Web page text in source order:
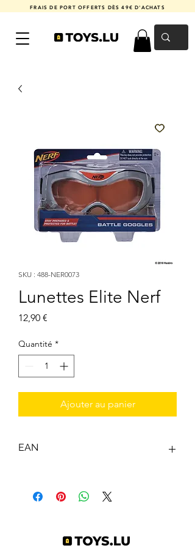
FRAIS DE PORT OFFERTS DÈS 49€ D'ACHATS
SKU : 488-NER0073
Lunettes Elite Nerf
12,90 €
Quantité *
Ajouter au panier
EAN